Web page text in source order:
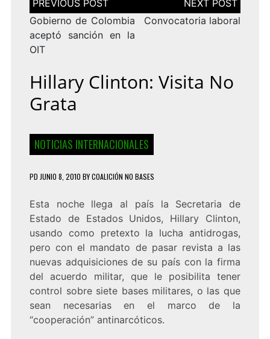
de
entradas
Gobierno de Colombia
aceptó sanción en la
OIT
Convocatoria laboral
Hillary Clinton: Visita No
Grata
NOTICIAS INTERNACIONALES
PD JUNIO 8, 2010 BYCOALICIÓN NO BASES
Esta noche llega al país la Secretaria de
Estado de Estados Unidos, Hillary Clinton,
usando como pretexto la lucha antidrogas,
pero con el mandato de pasar revista a las
nuevas adquisiciones de su país con la firma
del acuerdo militar, que le posibilita tener
control sobre siete bases militares, o las que
sean necesarias en el marco de la
“cooperación” antinarcóticos.